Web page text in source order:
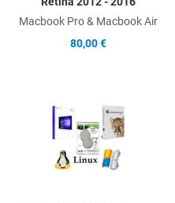
Macbook Pro & Macbook Air
80,00 €